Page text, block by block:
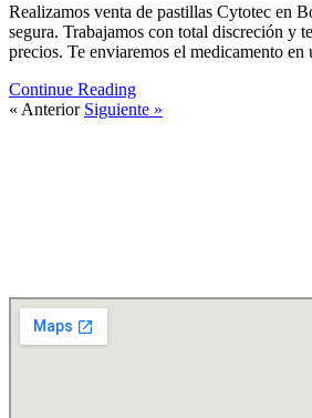
Realizamos venta de pastillas Cytotec en
segura. Trabajamos con total discreción y
precios. Te enviaremos el medicamento en
Continue Reading
« Anterior Siguiente »